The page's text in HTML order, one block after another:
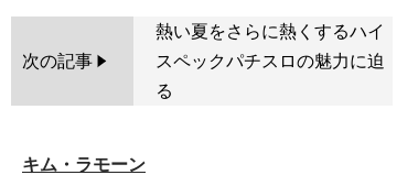
次の記事
熱い夏をさらに熱くするハイ
スペックパチスロの魅力に迫
る
キム・ラモーン